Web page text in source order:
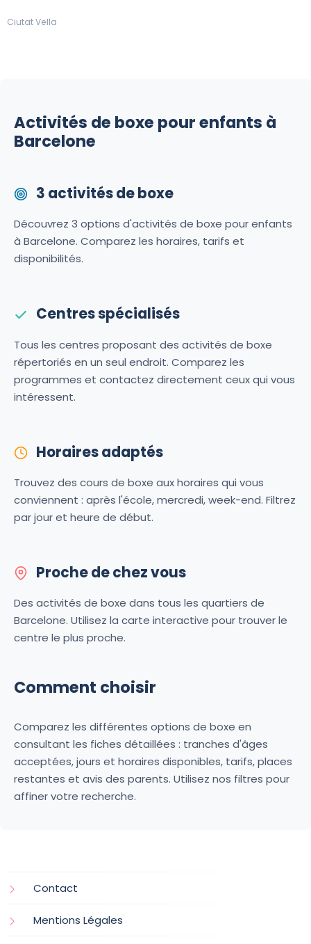
Ciutat Vella
Activités de boxe pour enfants à
Barcelone
3 activités de boxe
Découvrez 3 options d'activités de boxe pour enfants
à Barcelone. Comparez les horaires, tarifs et
disponibilités.
Centres spécialisés
Tous les centres proposant des activités de boxe
répertoriés en un seul endroit. Comparez les
programmes et contactez directement ceux qui vous
intéressent.
Horaires adaptés
Trouvez des cours de boxe aux horaires qui vous
conviennent : après l'école, mercredi, week-end. Filtrez
par jour et heure de début.
Proche de chez vous
Des activités de boxe dans tous les quartiers de
Barcelone. Utilisez la carte interactive pour trouver le
centre le plus proche.
Comment choisir
Comparez les différentes options de boxe en
consultant les fiches détaillées : tranches d'âges
acceptées, jours et horaires disponibles, tarifs, places
restantes et avis des parents. Utilisez nos filtres pour
affiner votre recherche.
Contact
Mentions Légales